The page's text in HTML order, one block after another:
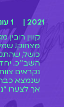
2021 |
1 עונות
מצחוק!
כושל,
השב׳׳כ.
נקראים
אך לצערו